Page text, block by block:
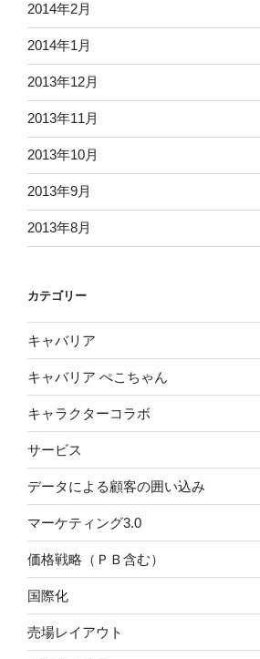
2014年2月
2014年1月
2013年12月
2013年11月
2013年10月
2013年9月
2013年8月
カテゴリー
キャバリア
キャバリア ぺこちゃん
キャラクターコラボ
サービス
データによる顧客の囲い込み
マーケティング3.0
価格戦略（ＰＢ含む）
国際化
売場レイアウト